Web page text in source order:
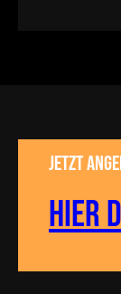
Jetzt
Hier